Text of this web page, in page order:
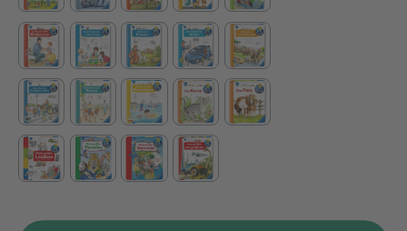
Technic
Aktion
Seltene Artikel
LEGO® Blumen
Spiel-Ei